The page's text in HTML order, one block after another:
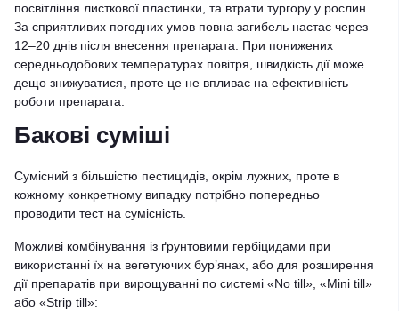
посвітління листкової пластинки, та втрати тургору у рослин.
За сприятливих погодних умов повна загибель настає через
12–20 днів після внесення препарата. При понижених
середньодобових температурах повітря, швидкість дії може
дещо знижуватися, проте це не впливає на ефективність
роботи препарата.
Бакові суміші
Сумісний з більшістю пестицидів, окрім лужних, проте в
кожному конкретному випадку потрібно попередньо
проводити тест на сумісність.
Можливі комбінування із ґрунтовими гербіцидами при
використанні їх на вегетуючих бур’янах, або для розширення
дії препаратів при вирощуванні по системі «No till», «Mini till»
або «Strip till»: